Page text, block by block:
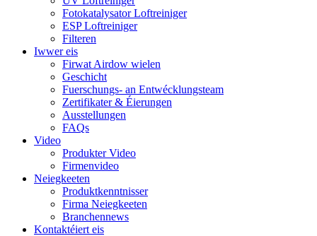
Fotokatalysator Loftreiniger
ESP Loftreiniger
Filteren
Iwwer eis
Firwat Airdow wielen
Geschicht
Fuerschungs- an Entwécklungsteam
Zertifikater & Éierungen
Ausstellungen
FAQs
Video
Produkter Video
Firmenvideo
Neiegkeeten
Produktkenntnisser
Firma Neiegkeeten
Branchennews
Kontaktéiert eis